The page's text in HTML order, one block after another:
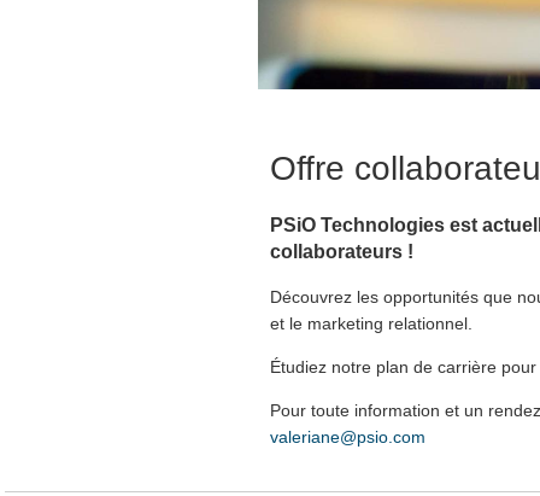
Offre
PSiO Technologies est
collaborateurs !
Découvrez les opportunités que
et le marketing relationnel.
Étudiez notre plan de carrière
Pour toute information et un
valeriane@psio.com